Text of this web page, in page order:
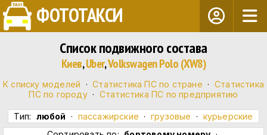
ФОТОТАКСИ
Список подвижного состава
Киев,Uber,Volkswagen Polo (XW8)
К списку моделей ·Статистика ПС по стране · Статистика
ПС по городу· Статистика ПС по предприятию
Тип: любой · пассажирские · грузовые · курьерские